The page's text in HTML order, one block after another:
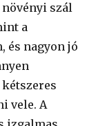
szál
a
és nagyon jó
vele. A